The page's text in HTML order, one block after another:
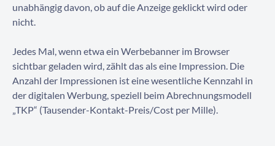
Über uns
Kontaktieren Sie uns
unabhängig davon, ob auf die Anzeige geklickt wird oder
nicht.
Jedes Mal, wenn etwa ein Werbebanner im Browser
sichtbar geladen wird, zählt das als eine Impression. Die
Anzahl der Impressionen ist eine wesentliche Kennzahl in
der digitalen Werbung, speziell beim Abrechnungsmodell
„TKP“ (Tausender-Kontakt-Preis/Cost per Mille).